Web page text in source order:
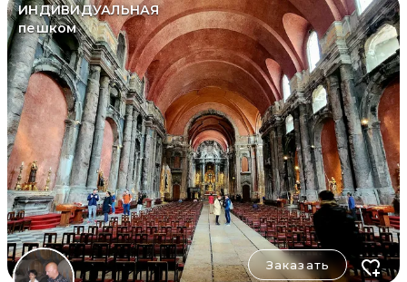
ИНДИВИДУАЛЬНАЯ
пешком
Заказать